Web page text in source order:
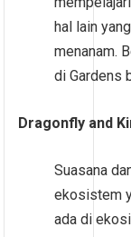
hal lain
menanam.
di Gardens
Dragonfly and
Suasana
ekosistem
ada di